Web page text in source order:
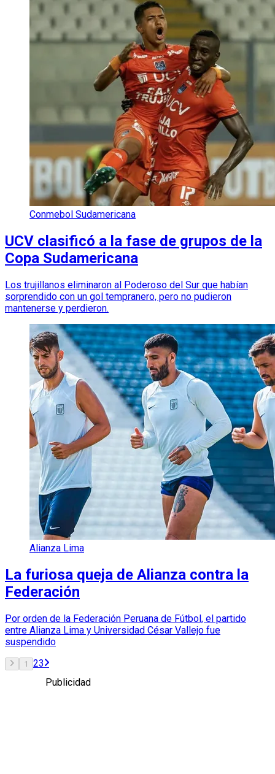
Conmebol Sudamericana
UCV clasificó a la fase de grupos de la
Copa Sudamericana
Los trujillanos eliminaron al Poderoso del Sur que habían
sorprendido con un gol tempranero, pero no pudieron
mantenerse y perdieron.
Alianza Lima
La furiosa queja de Alianza contra la
Federación
Por orden de la Federación Peruana de Fútbol, el partido
entre Alianza Lima y Universidad César Vallejo fue
suspendido
1 23
Publicidad